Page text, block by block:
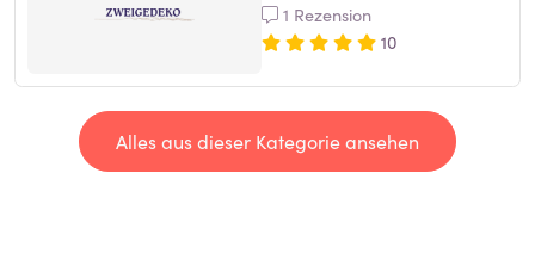
1 Rezension
10
Alles aus dieser Kategorie ansehen